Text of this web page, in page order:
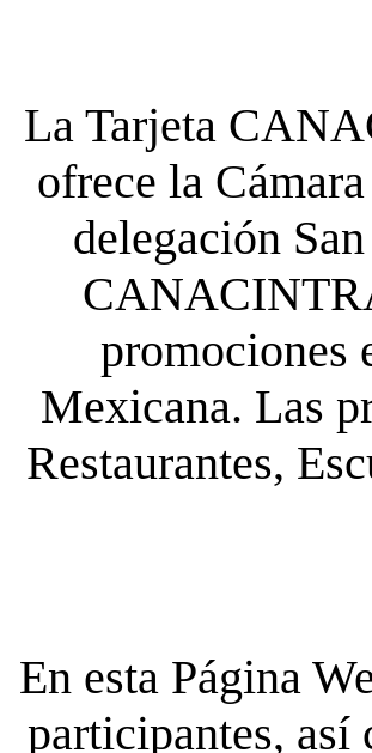
La Tarjeta
ofrece la
delegación
promociones
Mexicana. Las
Restaurantes,
En esta Página
participantes, así